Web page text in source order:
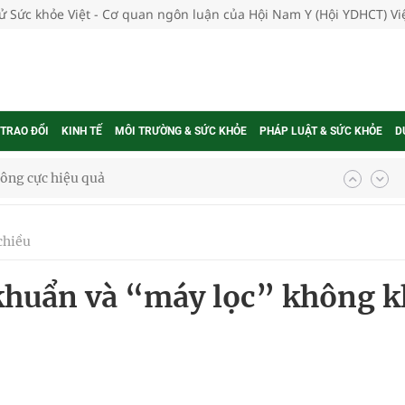
Sức khỏe Việt - Cơ quan ngôn luận của Hội Nam Y (Hội YDHCT)
ĐỔI KINH TẾ MÔI TRƯỜNG & SỨC KHỎE PHÁP LUẬT & SỨC KHỎE
cực hiệu quả
thực tế
ung thư
và “máy lọc” không